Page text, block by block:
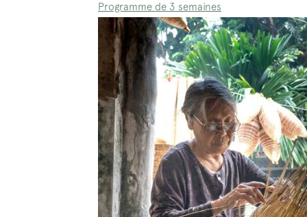
Programme de 3 semaines